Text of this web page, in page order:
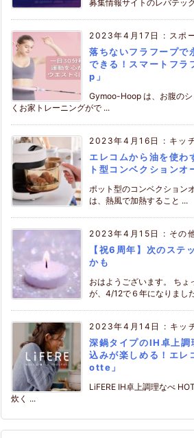
募集情報サイトのレバテッ
2023年4月17日 : スポ
落ちないフラフープで
できる！スマートフ
p」
Gymoo-Hoop は、お腹の
くお家トレーニングがで ...
2023年4月16日 : キッ
エレコムから油を使わ
ト型コンベクションオ
ポット型のコンベクション
は、熱風で加熱すること ...
2023年4月15日 : その
【祝6周年】次のステ
かも
おはようございます。 ちょ
が、4/12で６年になりまし
2023年4月14日 : キッ
深鍋タイプのIH卓上調
込みが楽しめる！エ
otte」
LiFERE IH卓上調理なべ
炊く ...